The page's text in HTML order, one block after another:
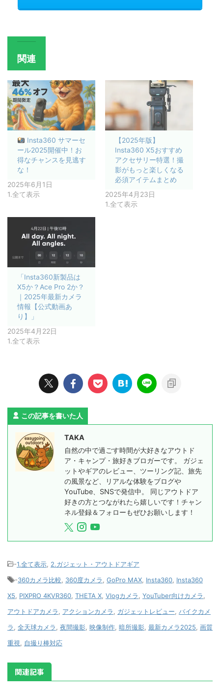
関連
Insta360 サマーセ
ール2025開催中！お
得なチャンスを見逃す
な！
2025年6月1日
1.全て表示
【2025年版】
Insta360 X5おすすめ
アクセサリー特選！撮
影がもっと楽しくなる
必須アイテムまとめ
2025年4月23日
1.全て表示
「Insta360新製品は
X5か？Ace Pro 2か？
｜2025年最新カメラ
情報【公式動画あ
り】」
2025年4月22日
1.全て表示
この記事を書いた人
TAKA
自然の中で過ごす時間が大好きなアウトド
ア・キャンプ・旅好きブロガーです。 ガジェ
ットやギアのレビュー、ツーリング記、旅先
の風景など、リアルな体験をブログや
YouTube、SNSで発信中。 同じアウトドア
好きの方とつながれたら嬉しいです！チャン
ネル登録＆フォローもぜひお願いします！
-1.全て表示, 2.ガジェット・アウトドアギア
-360カメラ比較, 360度カメラ, GoPro MAX, Insta360, Insta360
X5, PIXPRO 4KVR360, THETA X, Vlogカメラ, YouTuber向けカメラ,
アウトドアカメラ, アクションカメラ, ガジェットレビュー, バイクカメ
ラ, 全天球カメラ, 夜間撮影, 映像制作, 暗所撮影, 最新カメラ2025, 画質
重視, 自撮り棒対応
関連記事